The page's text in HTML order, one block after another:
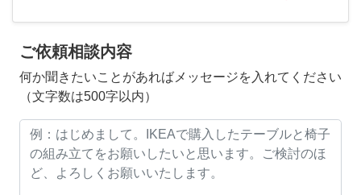
ご依頼相談内容
何か聞きたいことがあればメッセージを入れてください
（文字数は500字以内）